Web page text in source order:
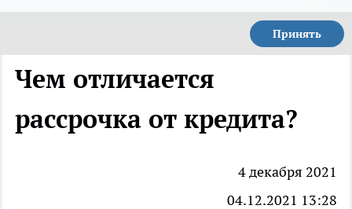
Принять
Чем отличается
рассрочка от кредита?
4 декабря 2021
04.12.2021 13:28